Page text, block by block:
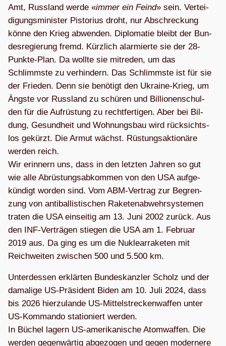
Amt, Russ­land werde «immer ein Feind» sein. Ver­tei­
di­gungs­mi­nis­ter Pis­to­rius droht, nur Abschre­ckung
könne den Krieg abwen­den. Diplo­ma­tie bleibt der Bun­
des­re­gie­rung fremd. Kürz­lich alar­mierte sie der 28-
Punkte-Plan. Da wollte sie mit­re­den, um das
Schlimmste zu ver­hin­dern. Das Schlimmste ist für sie
der Frie­den. Denn sie benö­tigt den Ukraine-Krieg, um
Ängste vor Russ­land zu schü­ren und Bil­lio­nen­schul­
den für die Auf­rüs­tung zu recht­fer­ti­gen. Aber bei Bil­
dung, Gesund­heit und Woh­nungs­bau wird rück­sichts­
los gekürzt. Die Armut wächst. Rüs­tungs­ak­tio­näre
wer­den reich.
Wir erin­nern uns, dass in den letz­ten Jah­ren so gut
wie alle Abrüs­tungs­ab­kom­men von den USA auf­ge­
kün­digt wor­den sind. Vom ABM-Ver­trag zur Begren­
zung von anti­bal­lis­ti­schen Rake­ten­ab­wehr­sys­te­men
tra­ten die USA ein­sei­tig am 13. Juni 2002 zurück. Aus
den INF-Ver­trä­gen stie­gen die USA am 1. Februar
2019 aus. Da ging es um die Nukle­ar­ra­ke­ten mit
Reich­wei­ten zwi­schen 500 und 5.500 km.
Unter­des­sen erklär­ten Bun­des­kanz­ler Scholz und der
dama­lige US-Prä­si­dent Biden am 10. Juli 2024, dass
bis 2026 hier­zu­lande US-Mit­tel­stre­cken­waf­fen unter
US-Kom­mando sta­tio­niert wer­den.
In Büchel lagern US-ame­ri­ka­ni­sche Atom­waf­fen. Die
wer­den gegen­wär­tig abge­zo­gen und gegen moder­nere